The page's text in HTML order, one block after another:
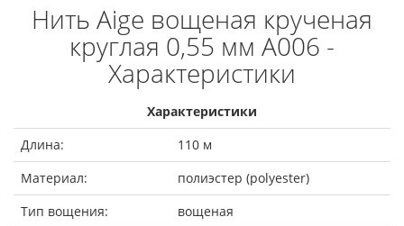
Нить Aige вощеная крученая
круглая 0,55 мм A006 -
Характеристики
Характеристики
Длина:
110 м
Материал:
полиэстер (polyester)
Тип вощения:
вощеная